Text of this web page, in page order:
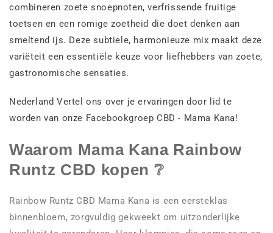
combineren zoete snoepnoten, verfrissende fruitige
toetsen en een romige zoetheid die doet denken aan
smeltend ijs. Deze subtiele, harmonieuze mix maakt deze
variëteit een essentiële keuze voor liefhebbers van zoete,
gastronomische sensaties.
Nederland Vertel ons over je ervaringen door lid te
worden van onze Facebookgroep CBD - Mama Kana!
Waarom Mama Kana Rainbow
Runtz CBD kopen ❔
Rainbow Runtz CBD Mama Kana is een eersteklas
binnenbloem, zorgvuldig gekweekt om uitzonderlijke